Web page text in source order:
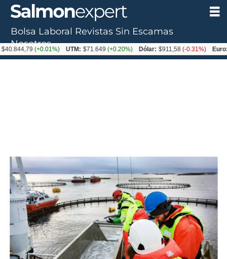
Bolsa Laboral Revistas Sin Escamas
Nosotros
(+0.01%) UTM: $71.649(+0.20%) Dólar: $911,58(-0.31%) Euro: